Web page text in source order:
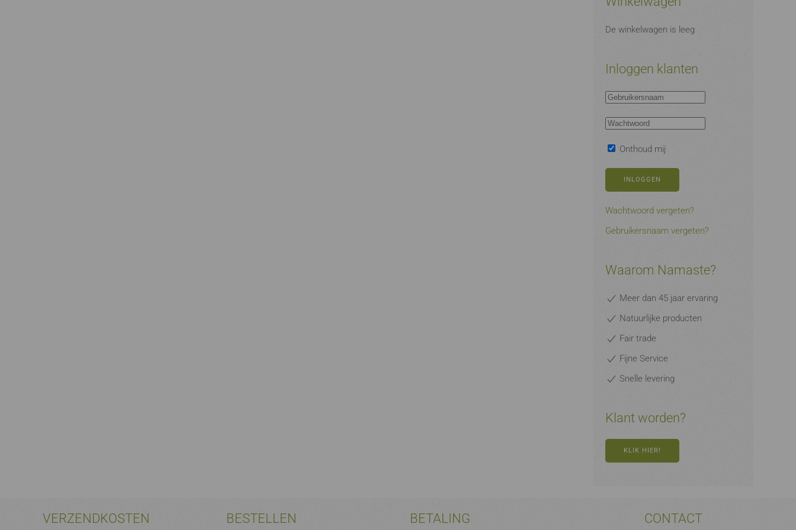
De winkelwagen is leeg
Inloggen klanten
Onthoud mij
INLOGGEN
Wachtwoord vergeten?
Gebruikersnaam vergeten?
Waarom Namaste?
Meer dan 45 jaar ervaring
Natuurlijke producten
Fair trade
Fijne Service
Snelle levering
Klant worden?
KLIK HIER!
VERZENDKOSTEN BESTELLEN BETALING CONTACT